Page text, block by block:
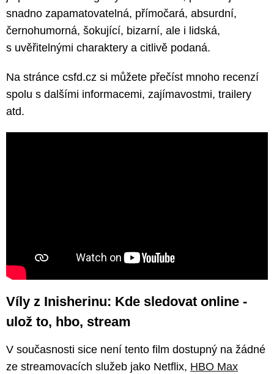
snadno zapamatovatelná, přímočará, absurdní,
černohumorná, šokující, bizarní, ale i lidská,
s uvěřitelnými charaktery a citlivě podaná.
Na stránce csfd.cz si můžete přečíst mnoho recenzí
spolu s dalšími informacemi, zajímavostmi, trailery
atd.
Víly z Inisherinu: Kde sledovat online -
ulož to, hbo, stream
V současnosti sice není tento film dostupný na žádné
ze streamovacích služeb jako Netflix, HBO Max